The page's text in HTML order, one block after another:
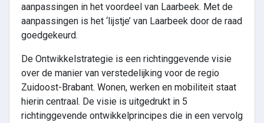
aanpassingen in het voordeel van Laarbeek. Met de
aanpassingen is het ‘lijstje’ van Laarbeek door de raad
goedgekeurd.
De Ontwikkelstrategie is een richtinggevende visie
over de manier van verstedelijking voor de regio
Zuidoost-Brabant. Wonen, werken en mobiliteit staat
hierin centraal. De visie is uitgedrukt in 5
richtinggevende ontwikkelprincipes die in een vervolg